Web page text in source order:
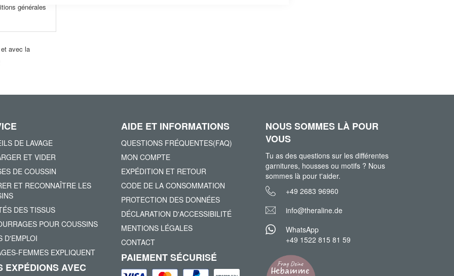
générales
avec la
DE LAVAGE
ET VIDER
DE COUSSIN
ET RECONNAÎTRE LES
DES TISSUS
POUR COUSSINS
D'EMPLOI
FEMMES EXPLIQUENT
EXPÉDIONS AVEC
AIDE ET INFORMATIONS
QUESTIONS FRÉQUENTES(FAQ)
MON COMPTE
EXPÉDITION ET RETOUR
CODE DE LA CONSOMMATION
PROTECTION DES DONNÉES
DÉCLARATION D'ACCESSIBILITÉ
MENTIONS LÉGALES
CONTACT
PAIEMENT SÉCURISÉ
NOUS SOMMES LÀ POUR
VOUS
Tu as des questions sur les différentes
garnitures, housses ou motifs ? Nous
sommes là pour t'aider.
+49 2683 96960
info@theraline.de
WhatsApp
+49 1522 815 81 59